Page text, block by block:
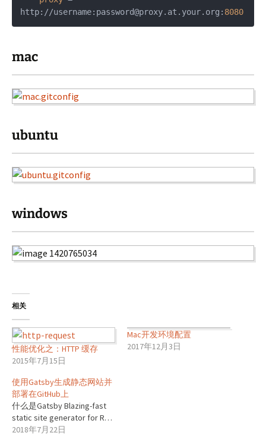
http://username:password@proxy.at.your.org: 8080
mac
ubuntu
windows
相关
性能优化之：HTTP 缓存
2015年7月15日
Mac开发环境配置
2017年12月3日
使用Gatsby生成静态网站并
部署在GitHub上
什么是Gatsby Blazing-fast
static site generator for R…
2018年7月22日